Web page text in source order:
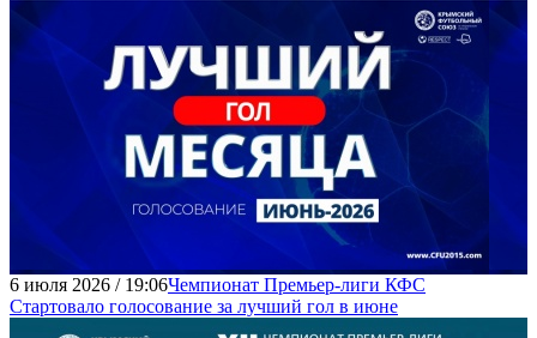
6 июля 2026 / 19:06Чемпионат Премьер-лиги КФС
Стартовало голосование за лучший гол в июне